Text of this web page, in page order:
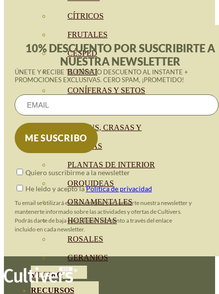
CÍTRICOS
FRUTALES
CÉSPED
BONSAI
CONÍFERAS Y SETOS
CACTUS, CRASAS Y
SUCULENTAS
PLANTAS DE INTERIOR
ORQUIDEAS
ORNAMENTALES
HORTENSIAS
ROSALES
GERANIOS
VIVERO
RECURSOS
10% DESCUENTO POR SUSCRIBIRTE A
NUESTRA NEWSLETTER
ÚNETE Y RECIBE TU CÓDIGO DESCUENTO AL INSTANTE +
PROMOCIONES EXCLUSIVAS. CERO SPAM, ¡PROMETIDO!
Quiero suscribirme a la newsletter
He leido y acepto laPolítica de privacidad
Tu email se utilizará exclusivamente para enviarte nuestra newsletter y
mantenerte informado sobre las actividades y ofertas de Cultivers.
Podrás darte de baja en cualquier momento a través del enlace
incluido en cada newsletter.